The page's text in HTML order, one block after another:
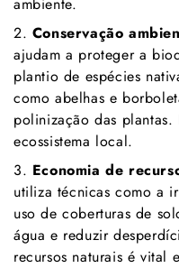
2. Conservação
ajudam a proteger a
plantio de espécies
como abelhas e
polinização das
ecossistema local.
3. Economia de
utiliza técnicas como a
uso de coberturas de
água e reduzir
recursos naturais é vital